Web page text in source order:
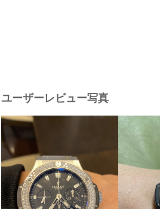
ユーザーレビュー写真